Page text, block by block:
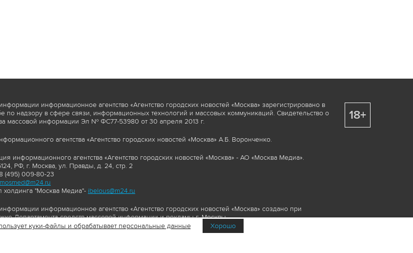
информационное агентство «Агентство городских новостей «Москва» зарегистрировано в
по надзору в сфере связи, информационных технологий и массовых коммуникаций. Свидетельство о
массовой информации Эл № ФС77-53980 от 30 апреля 2013 г.
агентства «Агентство городских новостей «Москва» А.Б. Воронченко.
информационного агентства «Агентство городских новостей «Москва» - АО «Москва Медиа».
РФ, г. Москва, ул. Правды, д. 24, стр. 2
(495) 009-80-23
mosmed@m24.ru
холдинга "Москва Медиа"- ibelous@m24.ru
информационное агентство «Агентство городских новостей «Москва» создано при
Департамента средств массовой информации и рекламы г. Москвы.
содержит материалы, товарные знаки и иные охраняемые элементы, включая, но, не
18+
куки-файлы и обрабатывает персональные данные Хорошо